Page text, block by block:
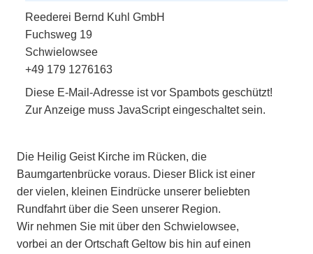
Reederei Bernd Kuhl GmbH
Fuchsweg 19
Schwielowsee
+49 179 1276163
Diese E-Mail-Adresse ist vor Spambots geschützt!
Zur Anzeige muss JavaScript eingeschaltet sein.
Die Heilig Geist Kirche im Rücken, die
Baumgartenbrücke voraus. Dieser Blick ist einer
der vielen, kleinen Eindrücke unserer beliebten
Rundfahrt über die Seen unserer Region.
Wir nehmen Sie mit über den Schwielowsee,
vorbei an der Ortschaft Geltow bis hin auf einen